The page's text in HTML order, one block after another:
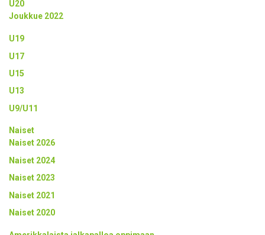
U20
Joukkue 2022
U19
U17
U15
U13
U9/U11
Naiset
Naiset 2026
Naiset 2024
Naiset 2023
Naiset 2021
Naiset 2020